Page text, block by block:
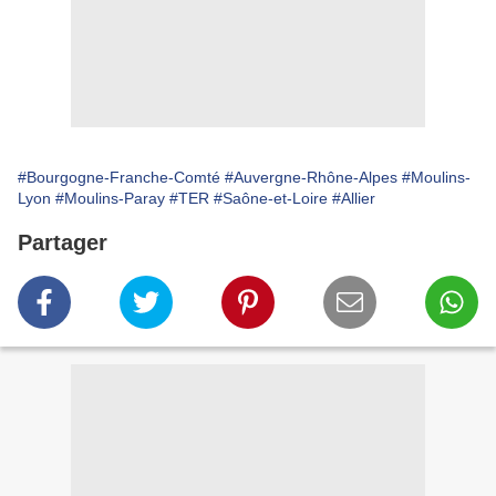
#Bourgogne-Franche-Comté #Auvergne-Rhône-Alpes #Moulins-
Lyon #Moulins-Paray #TER #Saône-et-Loire #Allier
Partager